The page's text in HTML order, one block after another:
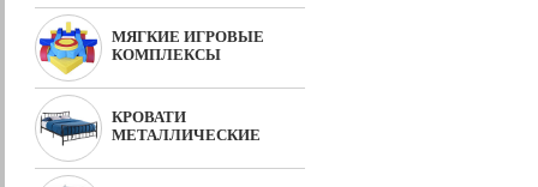
МЯГКИЕ ИГРОВЫЕ
КОМПЛЕКСЫ
КРОВАТИ
МЕТАЛЛИЧЕСКИЕ